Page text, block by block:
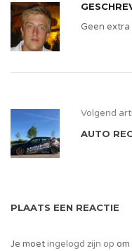
Geen
Volgend
AUTO
PLAATS EEN REACTIE
Je moetingelogd zijn op